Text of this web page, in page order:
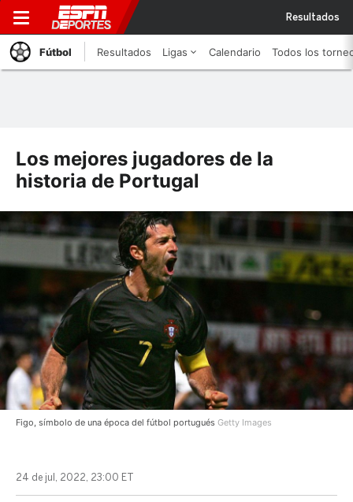
Resultados
Fútbol Resultados Ligas Calendario Todos los
Los mejores jugadores de la
historia de Portugal
Figo, símbolo de una época del fútbol portugués Getty Images
24 de jul, 2022, 23:00 ET